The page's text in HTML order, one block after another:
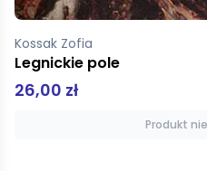
Kossak Zofia
Legnickie pole
26,00 zł
Produkt